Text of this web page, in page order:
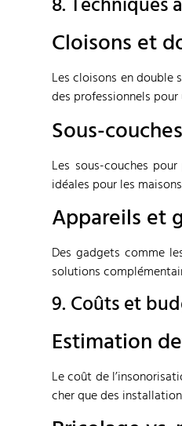
8. Techniques
Cloisons et
Les cloisons en double
des professionnels
Sous-
Les sous-couches
idéales pour les
Appareils et
Des gadgets comme
solutions
9. Coûts et
Estimation
Le coût de
cher que des